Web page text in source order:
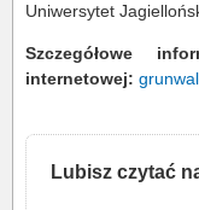
Uniwersytet
Szczegółowe
internetowej:
Lubisz czytać